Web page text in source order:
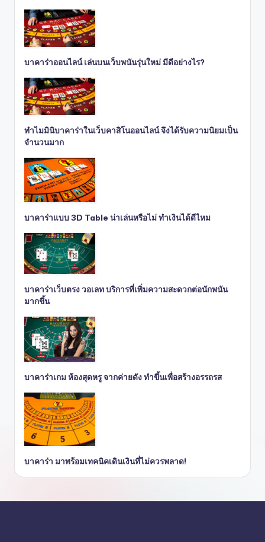
บาคาร่าออนไลน์ เล่นบนเว็บพนันรุ่นใหม่ มีดีอย่างไร?
ทำไมมินิบาคาร่าในเว็บคาสิโนออนไลน์ จึงได้รับความนิยมเป็น
จำนวนมาก
บาคาร่าแบบ 3D Table น่าเล่นหรือไม่ ทำเงินได้ดีไหม
บาคาร่าเว็บตรง วอเลท บริการที่เพิ่มความสะดวกต่อนักพนัน
มากขึ้น
บาคาร่าเกม ห้องสุดหรู จากค่ายดัง ทำขึ้นเพื่อสร้างอรรถรส
บาคาร่า มาพร้อมเทคนิคเดินเงินที่ไม่ควรพลาด!